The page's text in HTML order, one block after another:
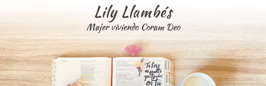
Lily Llambés
Mujer viviendo Coram Deo